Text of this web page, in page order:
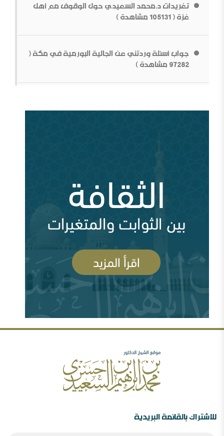
قطع الطريق دون داعش
أين السلفية من الانفصاليين في اليمن
شبهات عن الغلو عند السلفيين . ومنه مقتضبات من مقالات
سابقة
بناء الشخصية السلفية في ظل المتغيرات[محاضرة مفرغة]
السلفية والصوفية: نصح بعلم وحكم بعدل
الصحوة بين الانحراف عنها والانحراف بها..ورقة د.محمد
تغريدات د.محمد السعيدي حول الوقوف مع أهل
غزة ( 105131 مشاهدة )
جواب أسئلة وردتني عن الجالية البورمية في مكة (
97282 مشاهدة )
مشاهدة )
أزمة قطر وإدارة الأزمة ( 83704 مشاهدة )
السعودية وقطر ومشروع العمق الاستراتيجي (
رأيي فيما صدر عن الشيخ سعد الشثري تجاه داعش (
77972 مشاهدة )
مهرجان جروزني بين المؤتمر والمؤامرة ( 77607
مشاهدة )
للاشتراك بالقائمة البريدية